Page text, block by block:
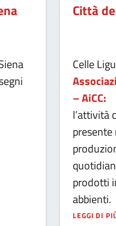
ADIPISCING ELIT…
Città
Celle
– AiCC:
l’attività
presente
prodotti
abbienti.
LEGGI DI
SU LOREM